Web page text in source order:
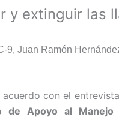
y extinguir las
9, Juan Ramón
con el
de Apoyo al